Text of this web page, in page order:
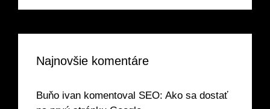
Najnovšie komentáre
Buňo ivan komentoval SEO: Ako sa dostať